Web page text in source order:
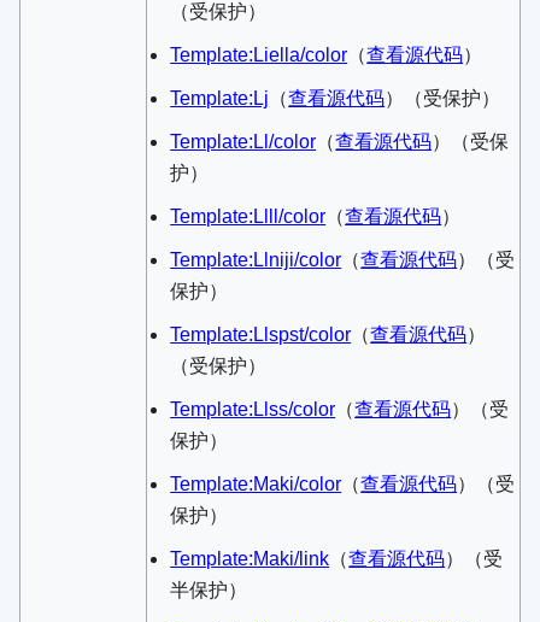
（受保护）
Template:Liella/color ​（查看源代码）​
Template:Lj ​（查看源代码）​（受保护）
Template:Ll/color ​（查看源代码）​（受保
护）
Template:Llll/color ​（查看源代码）​
Template:Llniji/color ​（查看源代码）​（受
保护）
Template:Llspst/color ​（查看源代码）​
（受保护）
Template:Llss/color ​（查看源代码）​（受
保护）
Template:Maki/color ​（查看源代码）​（受
保护）
Template:Maki/link ​（查看源代码）​（受
半保护）